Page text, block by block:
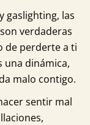
gaslighting, las
verdaderas
de perderte a ti
una dinámica,
malo contigo.
sentir mal